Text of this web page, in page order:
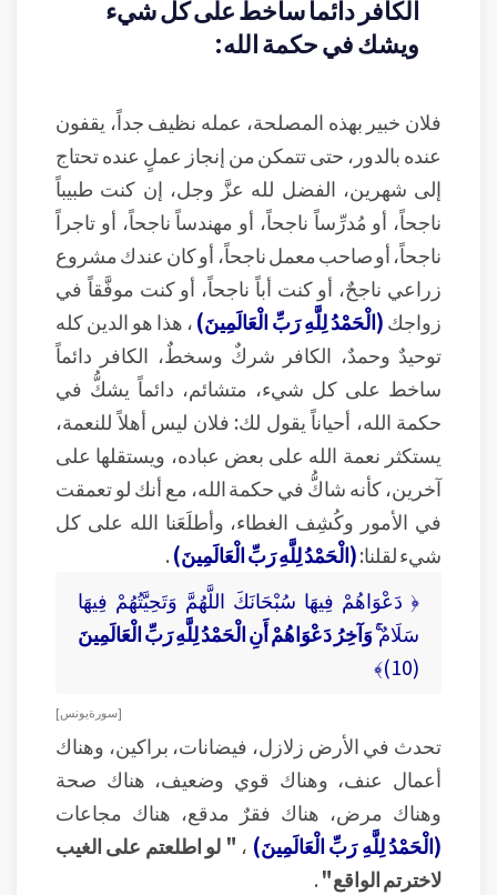
الكافر دائماً ساخط على كل شيء
ويشك في حكمة الله:
فلان خبير بهذه المصلحة، عمله نظيف جداً، يقفون
عنده بالدور، حتى تتمكن من إنجاز عملٍ عنده تحتاج
إلى شهرين، الفضل لله عزَّ وجل، إن كنت طبيباً
ناجحاً، أو مُدرِّساً ناجحاً، أو مهندساً ناجحاً، أو تاجراً
ناجحاً، أو صاحب معمل ناجحاً، أو كان عندك مشروع
زراعي ناجحٌ، أو كنت أباً ناجحاً، أو كنت موفَّقاً في
زواجك(الْحَمْدُ لِلَّهِ رَبِّ الْعَالَمِينَ)، هذا هو الدين كله
توحيدٌ وحمدٌ، الكافر شركٌ وسخطٌ، الكافر دائماً
ساخط على كل شيء، متشائم، دائماً يشكُّ في
حكمة الله، أحياناً يقول لك: فلان ليس أهلاً للنعمة،
يستكثر نعمة الله على بعض عباده، ويستقلها على
آخرين، كأنه شاكُّ في حكمة الله، مع أنك لو تعمقت
في الأمور وكُشِف الغطاء، وأطلَعَنا الله على كل
شيء لقلنا:(الْحَمْدُ لِلَّهِ رَبِّ الْعَالَمِينَ).
﴿ دَعْوَاهُمْ فِيهَا سُبْحَانَكَ اللَّهُمَّ وَتَحِيَّتُهُمْ فِيهَا
سَلَامٌۚ وَآخِرُ دَعْوَاهُمْ أَنِ الْحَمْدُ لِلَّهِ رَبِّ الْعَالَمِينَ
(10)﴾
[ سورة يونس ]
تحدث في الأرض زلازل، فيضانات، براكين، وهناك
أعمال عنف، وهناك قوي وضعيف، هناك صحة
وهناك مرض، هناك فقرٌ مدقع، هناك مجاعات
(الْحَمْدُ لِلَّهِ رَبِّ الْعَالَمِينَ) ، " لو اطلعتم على الغيب
لاخترتم الواقع".